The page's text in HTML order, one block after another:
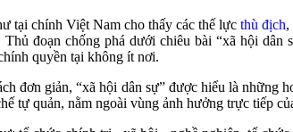
tại chính Việt Nam cho thấy các thế lực thù địch,
đoạn chống phá dưới chiêu bài “xã hội
quyền tại không ít nơi.
đơn giản, “xã hội dân sự” được hiểu là những
tự quản, nằm ngoài vùng ảnh hưởng trực tiếp